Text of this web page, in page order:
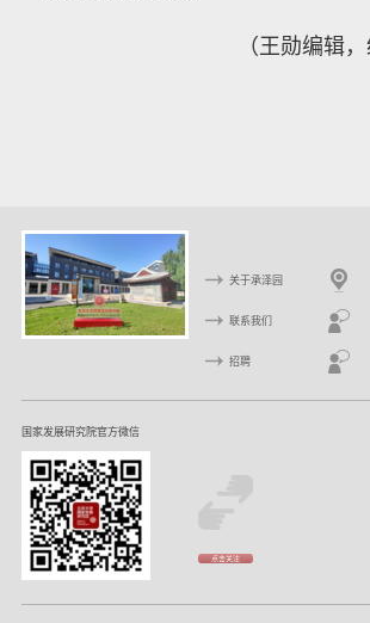
（王勋编辑
关于承泽园
联系我们
招聘
国家发展研究院官方微信
点击关注